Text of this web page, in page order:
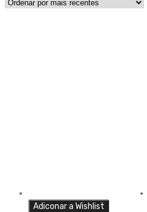
latest
Adiconar a Wishlist